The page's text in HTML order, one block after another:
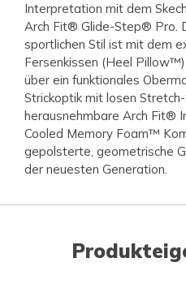
Interpretation mit dem
Arch Fit® Glide-Step® Pro.
sportlichen Stil ist mit dem
Fersenkissen (Heel
über ein funktionales
Strickoptik mit losen Stretch-
herausnehmbare Arch Fit®
Cooled Memory Foam™
gepolsterte, geometrische
der neuesten Generation.